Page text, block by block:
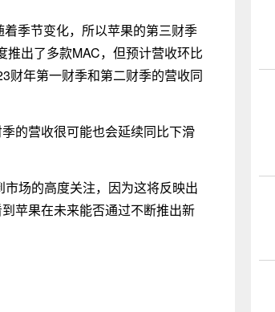
季节变化，所以苹果的第三财季
出了多款MAC，但预计营收环比
财年第一财季和第二财季的营收同
的营收很可能也会延续同比下滑
场的高度关注，因为这将反映出
苹果在未来能否通过不断推出新